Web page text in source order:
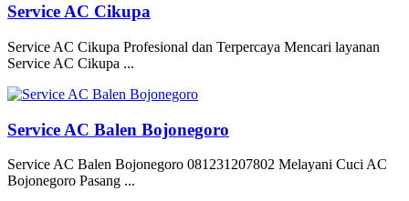
Service AC Cikupa
Service AC Cikupa Profesional dan Terpercaya Mencari layanan
Service AC Cikupa ...
Service AC Balen Bojonegoro
Service AC Balen Bojonegoro 081231207802 Melayani Cuci AC
Bojonegoro Pasang ...